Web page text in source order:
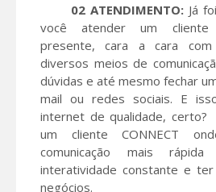
02 ATENDIMENTO: Já
você atender um cliente
presente, cara a cara
diversos meios de
dúvidas e até mesmo fechar
mail ou redes sociais. E
internet de qualidade, certo?
um cliente CONNECT
comunicação mais
interatividade constante e
negócios.